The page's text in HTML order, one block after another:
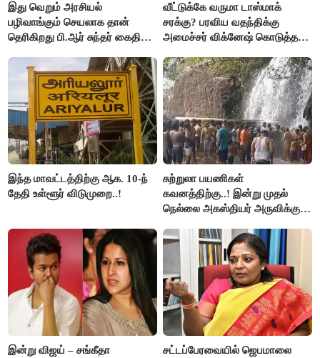
இது வெறும் அரசியல்
பழிவாங்கும் செயலாக தான்
தெரிகிறது பி.ஆர் சுந்தர் கைதிற்கு
வீட்டுக்கே வருமா டாஸ்மாக்
சரக்கு? பரவிய வதந்திக்கு
அமைச்சர் விக்னேஷ் கொடுத்த
இந்த மாவட்டத்திற்கு ஆக. 10-ந்
தேதி உள்ளூர் விடுமுறை..!
சுற்றுலா பயணிகள்
கவனத்திற்கு..! இன்று முதல்
நெல்லை அகஸ்தியர் அருவிக்கு
இன்று விஜய் – சங்கீதா
சட்டப்பேரவையில் ஜெபமாலை